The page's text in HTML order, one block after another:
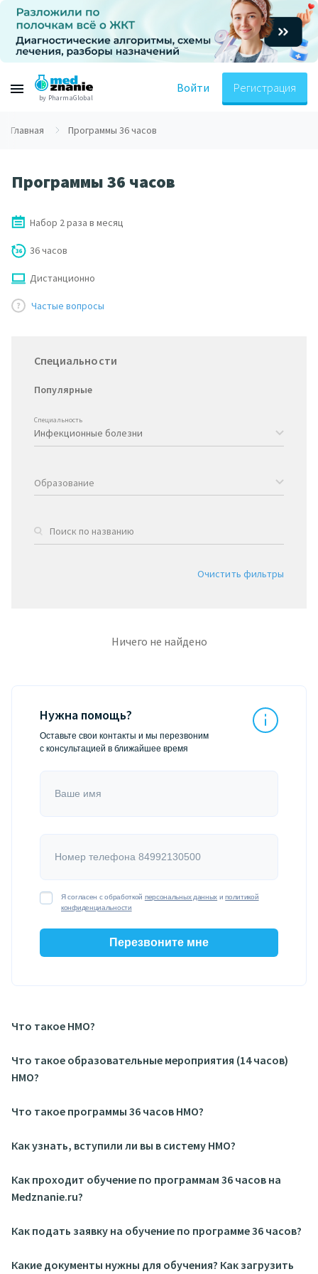
by PharmaGlobal
Войти Регистрация
Главная Программы 36 часов
Программы 36 часов
Набор 2 раза в месяц
36 часов
Дистанционно
Частые вопросы
Специальности
Популярные
Специальность
Образование
Очистить фильтры
Ничего не найдено
Нужна помощь?
Оставьте свои контакты и мы перезвоним
с консультацией в ближайшее время
Ваше имя
Номер телефона 84992130500
Я согласен с обработкой персональных данных иполитикой
конфиденциальности
Перезвоните мне
Что такое НМО?
Что такое образовательные мероприятия (14 часов)
НМО?
Что такое программы 36 часов НМО?
Как узнать, вступили ли вы в систему НМО?
Как проходит обучение по программам 36 часов на
Medznanie.ru?
Как подать заявку на обучение по программе 36 часов?
Какие документы нужны для обучения? Как загрузить